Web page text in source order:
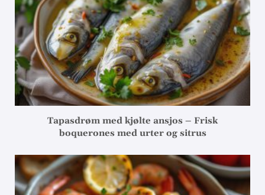
Tapasdrøm med kjølte ansjos – Frisk
boquerones med urter og sitrus